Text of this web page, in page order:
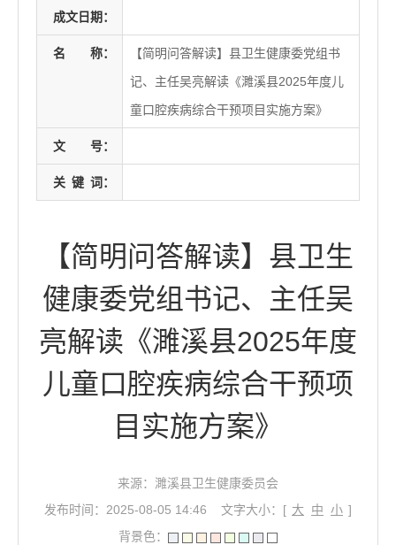
成文日期：
名 称：
【简明问答解读】县卫生健康委党组书
记、主任吴亮解读《濉溪县2025年度儿
童口腔疾病综合干预项目实施方案》
文 号：
关 键 词：
【简明问答解读】县卫生
健康委党组书记、主任吴
亮解读《濉溪县2025年度
儿童口腔疾病综合干预项
目实施方案》
来源：濉溪县卫生健康委员会
发布时间：2025-08-05 14:46
文字大小：[ 大 中 小 ]
背景色：